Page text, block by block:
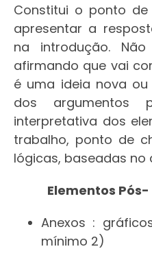
Constitui o ponto
apresentar a
na introdução.
afirmando que vai
é uma ideia nova
dos argumentos
interpretativa dos
trabalho, ponto de
lógicas, baseadas no
Elementos
Anexos :
mínimo 2)